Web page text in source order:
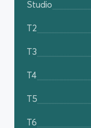
Studio
T2
T3
T4
T5
T6